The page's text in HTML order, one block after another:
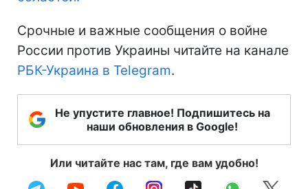
Срочные и важные сообщения о войне
России против Украины читайте на канале
РБК-Украина в Telegram.
Не упустите главное! Подпишитесь на
наши обновления в Google!
Или читайте нас там, где вам удобно!